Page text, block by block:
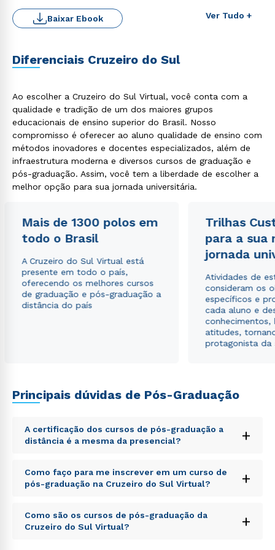
Ver Tudo +
Baixar Ebook
Diferenciais Cruzeiro do Sul
Ao escolher a Cruzeiro do Sul Virtual, você conta com a
qualidade e tradição de um dos maiores grupos
educacionais de ensino superior do Brasil. Nosso
compromisso é oferecer ao aluno qualidade de ensino com
métodos inovadores e docentes especializados, além de
infraestrutura moderna e diversos cursos de graduação e
pós-graduação. Assim, você tem a liberdade de escolher a
melhor opção para sua jornada universitária.
Mais de 1300 polos em
todo o Brasil
A Cruzeiro do Sul Virtual está
presente em todo o país,
oferecendo os melhores cursos
de graduação e pós-graduação a
distância do país
Trilhas
para a sua
jornada
Atividades de
consideram os
específicos e
cada aluno e
conhecimentos,
atitudes,
protagonista da
Principais dúvidas de Pós-Graduação
A certificação dos cursos de pós-graduação a
distância é a mesma da presencial?
+
Sed ut perspiciatis unde omnis iste natus error sit
voluptatem accusantium doloremque laudantium,
totam rem aperiam, eaque ipsa quae ab illo inventore
explicabo. Nemo enim ipsam voluptatem quia
voluptas sit aspernatur aut odit aut fugit, sed quia
Como faço para me inscrever em um curso de
pós-graduação na Cruzeiro do Sul Virtual?
+
Sed ut perspiciatis unde omnis iste natus error sit
voluptatem accusantium doloremque laudantium,
Como são os cursos de pós-graduação da
Cruzeiro do Sul Virtual?
+
Rápido e fácil
WhatsApp
ou
Estou de acordo com a
autorizo que meus dados sejam utilizados para o